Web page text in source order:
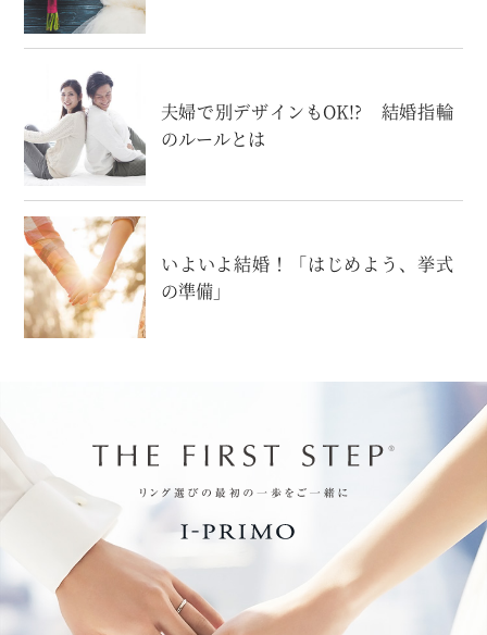
夫婦で別デザインもOK!? 結婚指輪
のルールとは
いよいよ結婚！「はじめよう、挙式
の準備」